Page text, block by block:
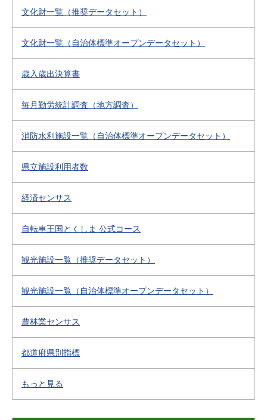
文化財一覧（推奨データセット）
文化財一覧（自治体標準オープンデータセット）
歳入歳出決算書
毎月勤労統計調査（地方調査）
消防水利施設一覧（自治体標準オープンデータセット）
県立施設利用者数
経済センサス
自転車王国とくしま 公式コース
観光施設一覧（推奨データセット）
観光施設一覧（自治体標準オープンデータセット）
農林業センサス
都道府県別指標
もっと見る